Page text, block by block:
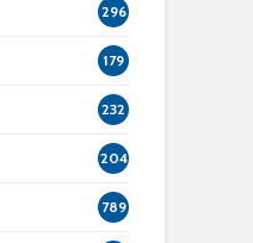
296
179
232
204
789